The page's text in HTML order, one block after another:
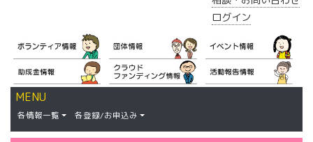
ログイン
MENU
各情報一覧 各登録/お申込み